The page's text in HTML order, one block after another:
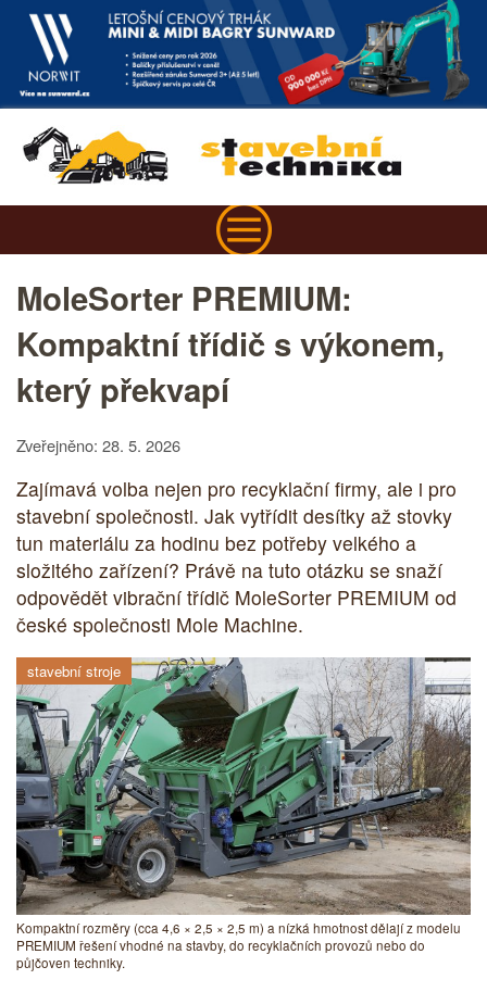
MoleSorter PREMIUM:
Kompaktní třídič s výkonem,
který překvapí
Zveřejněno: 28. 5. 2026
Zajímavá volba nejen pro recyklační firmy, ale i pro
stavební společnosti. Jak vytřídit desítky až stovky
tun materiálu za hodinu bez potřeby velkého a
složitého zařízení? Právě na tuto otázku se snaží
odpovědět vibrační třídič MoleSorter PREMIUM od
české společnosti Mole Machine.
stavební stroje
Kompaktní rozměry (cca 4,6 × 2,5 × 2,5 m) a nízká hmotnost dělají z modelu
PREMIUM řešení vhodné na stavby, do recyklačních provozů nebo do
půjčoven techniky.